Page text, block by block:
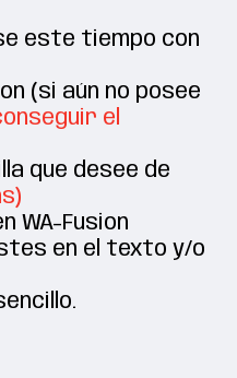
este tiempo con
(si aún no posee
el
que desee de
WA-Fusion
en el texto y/o